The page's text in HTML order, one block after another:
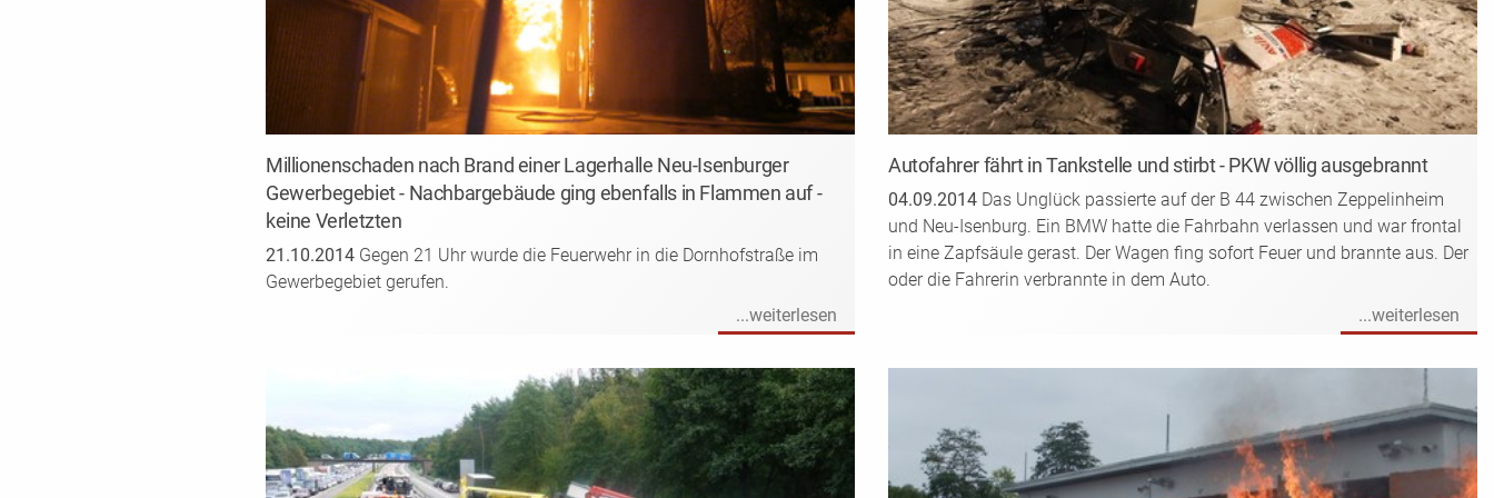
Millionenschaden nach Brand einer Lagerhalle Neu-Isenburger
Gewerbegebiet - Nachbargebäude ging ebenfalls in Flammen auf -
keine Verletzten
21.10.2014 Gegen 21 Uhr wurde die Feuerwehr in die Dornhofstraße im
Gewerbegebiet gerufen.
...weiterlesen
Autofahrer fährt in Tankstelle und stirbt - PKW völlig ausgebrannt
04.09.2014Das Unglück passierte auf der B 44 zwischen Zeppelinheim
und Neu-Isenburg. Ein BMW hatte die Fahrbahn verlassen und war frontal
in eine Zapfsäule gerast. Der Wagen fing sofort Feuer und brannte aus. Der
oder die Fahrerin verbrannte in dem Auto.
...weiterlesen